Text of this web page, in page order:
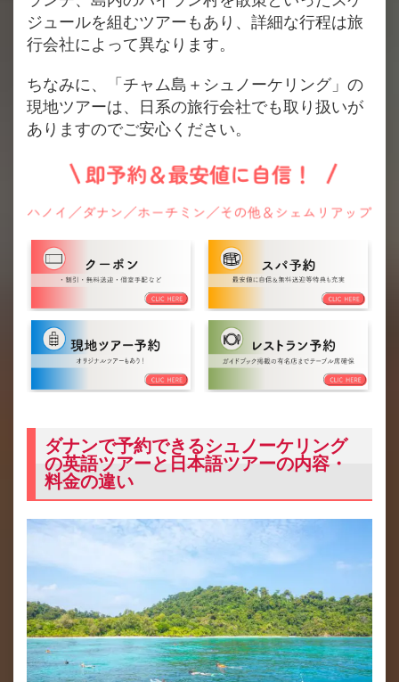
ジュールを組むツアーもあり、詳細な行程は旅
行会社によって異なります。
ちなみに、「チャム島＋シュノーケリング」の
現地ツアーは、日系の旅行会社でも取り扱いが
ありますのでご安心ください。
ダナンで予約できるシュノーケリング
の英語ツアーと日本語ツアーの内容・
料金の違い